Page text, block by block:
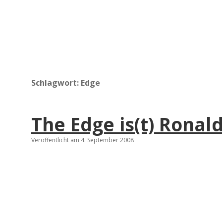
Schlagwort: Edge
The Edge is(t)
Veröffentlicht am 4. September 2008